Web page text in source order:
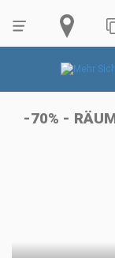
-70% -